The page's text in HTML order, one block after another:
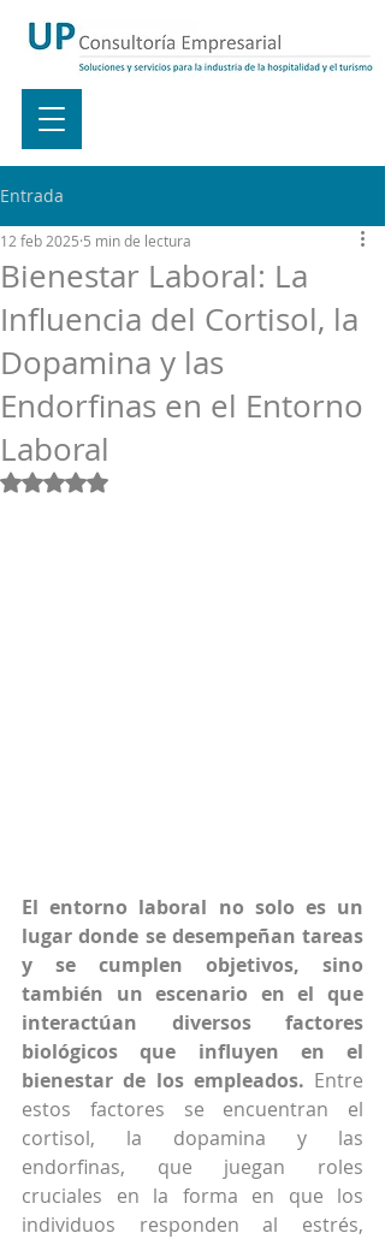
Entrada
Bienestar Laboral: La
Influencia del Cortisol, la
Dopamina y las
Endorfinas en el Entorno
Laboral
12 feb 2025 5 min de lectura
Obtuvo NaN de 5 estrellas.
El entorno laboral no solo es un
lugar donde se desempeñan tareas
y se cumplen objetivos, sino
también un escenario en el que
interactúan diversos factores
biológicos que influyen en el
bienestar de los empleados. Entre
estos factores se encuentran el
cortisol, la dopamina y las
endorfinas, que juegan roles
cruciales en la forma en que los
individuos responden al estrés,